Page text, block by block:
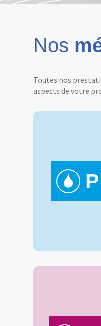
Nos
Toutes nos
aspects de votre